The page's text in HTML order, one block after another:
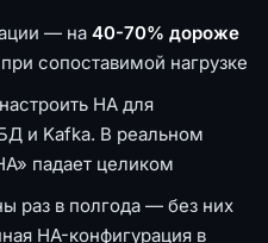
— на 40-70% дороже
сопоставимой нагрузке
HA для
и Kafka. В реальном
падает целиком
раз в полгода — без них
HA-конфигурация в